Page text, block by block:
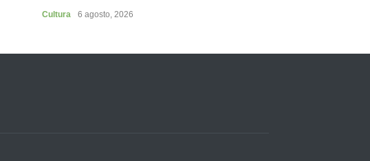
Cultura 6 agosto, 2026